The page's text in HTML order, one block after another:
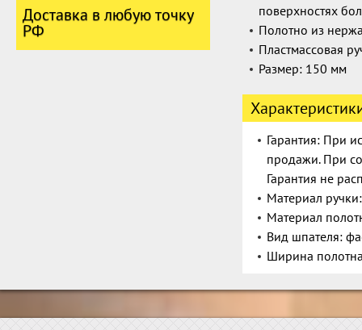
Доставка в любую точку
РФ
поверхностях
Полотно из
Пластмассовая
Размер: 150 мм
Гарантия: При
продажи. При
Гарантия не
Материал
Материал
Вид шпателя:
Ширина